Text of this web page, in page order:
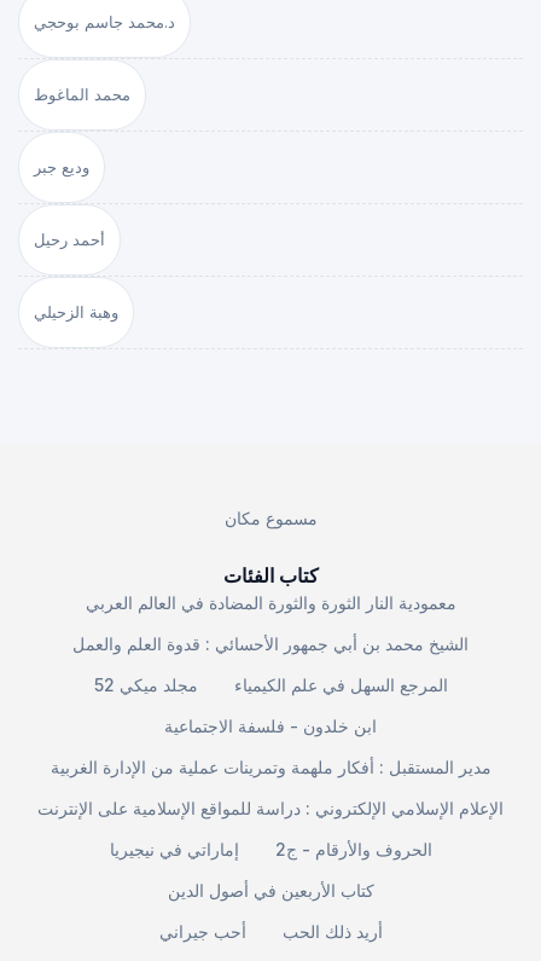
د.محمد جاسم بوحجي
محمد الماغوط
وديع جبر
أحمد رحيل
وهبة الزحيلي
مسموع مكان
كتاب الفئات
معمودية النار الثورة والثورة المضادة في العالم العربي
الشيخ محمد بن أبي جمهور الأحسائي : قدوة العلم والعمل
مجلد ميكي 52
المرجع السهل في علم الكيمياء
ابن خلدون - فلسفة الاجتماعية
مدير المستقبل : أفكار ملهمة وتمرينات عملية من الإدارة الغربية
الإعلام الإسلامي الإلكتروني : دراسة للمواقع الإسلامية على الإنترنت
إماراتي في نيجيريا
الحروف والأرقام - ج2
كتاب الأربعين في أصول الدين
أحب جيراني
أريد ذلك الحب